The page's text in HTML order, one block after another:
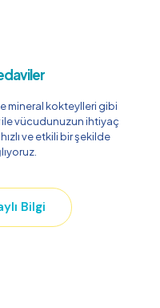
mineral kokteylleri gibi
vücudunuzun ihtiyaç
ve etkili bir şekilde
Bilgi